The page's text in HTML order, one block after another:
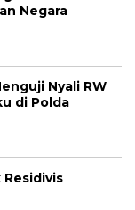
Negara
Nyali RW
di Polda